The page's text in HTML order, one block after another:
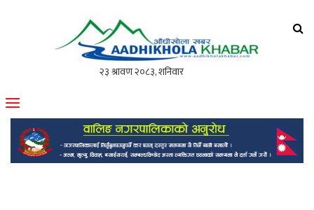
मोफसलकै लोकप्रिय अनलाइन पत्रिका